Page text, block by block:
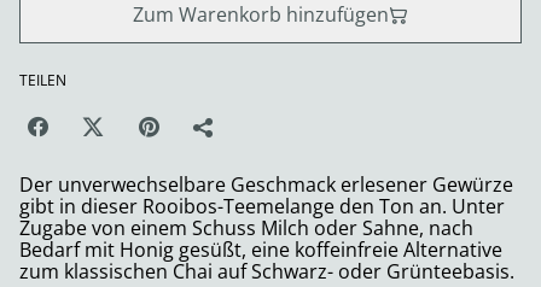
Zum Warenkorb hinzufügen
TEILEN
Der unverwechselbare Geschmack erlesener Gewürze
gibt in dieser Rooibos-Teemelange den Ton an. Unter
Zugabe von einem Schuss Milch oder Sahne, nach
Bedarf mit Honig gesüßt, eine koffeinfreie Alternative
zum klassischen Chai auf Schwarz- oder Grünteebasis.